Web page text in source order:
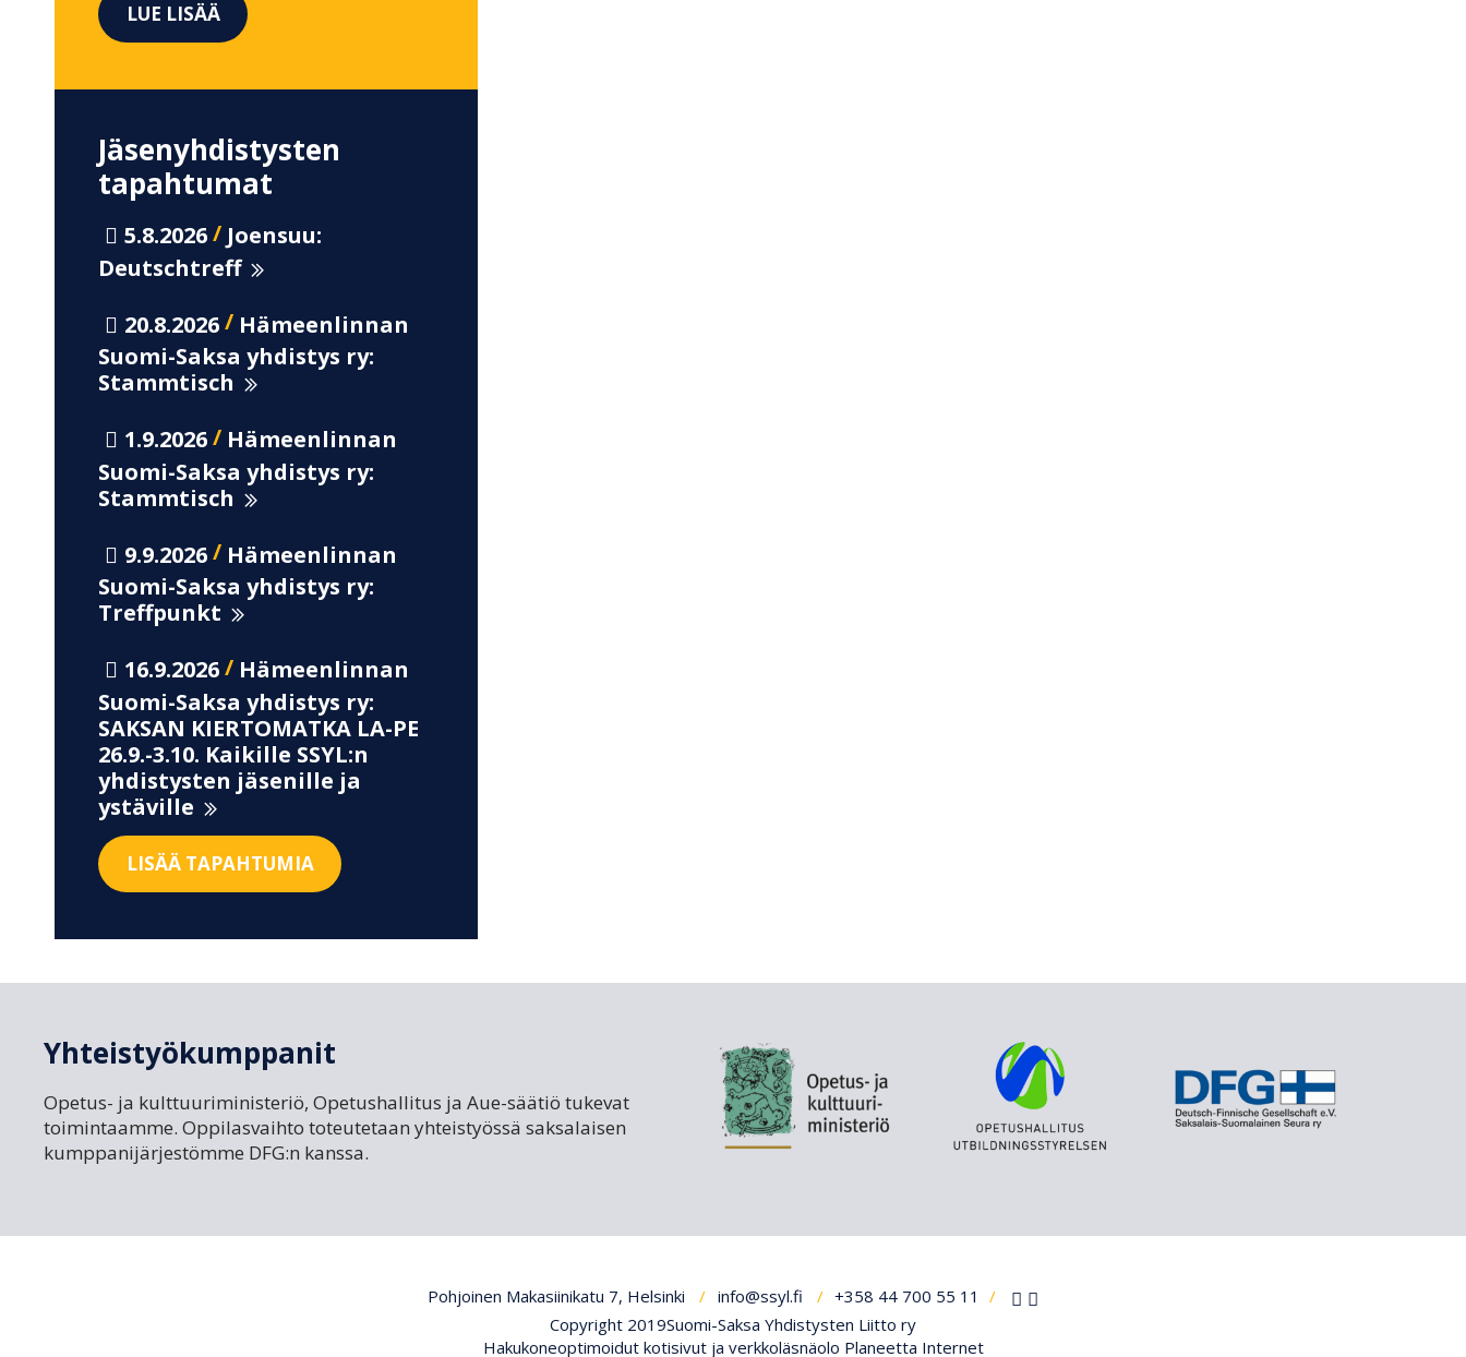
LUE LISÄÄ
Jäsenyhdistysten
tapahtumat
5.8.2026/ Joensuu:
Deutschtreff
20.8.2026/ Hämeenlinnan
Suomi-Saksa yhdistys ry:
Stammtisch
1.9.2026/ Hämeenlinnan
Suomi-Saksa yhdistys ry:
Stammtisch
9.9.2026/ Hämeenlinnan
Suomi-Saksa yhdistys ry:
Treffpunkt
16.9.2026/ Hämeenlinnan
Suomi-Saksa yhdistys ry:
SAKSAN KIERTOMATKA LA-PE
26.9.-3.10. Kaikille SSYL:n
yhdistysten jäsenille ja
ystäville
LISÄÄ TAPAHTUMIA
Yhteistyökumppanit
Opetus- ja kulttuuriministeriö, Opetushallitus ja Aue-säätiö tukevat
toimintaamme. Oppilasvaihto toteutetaan yhteistyössä saksalaisen
kumppanijärjestömme DFG:n kanssa.
Pohjoinen Makasiinikatu 7, Helsinki info@ssyl.fi +358 44 700 55 11
/
Copyright 2019Suomi-Saksa Yhdistysten Liitto ry
Hakukoneoptimoidut kotisivut ja verkkoläsnäolo Planeetta Internet